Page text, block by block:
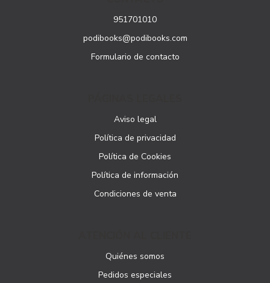
951701010
podibooks@podibooks.com
Formulario de contacto
Aviso legal
Política de privacidad
Política de Cookies
Política de información
Condiciones de venta
Quiénes somos
Pedidos especiales